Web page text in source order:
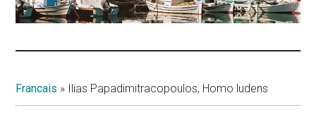
Antiparos
Francais » Ilias Papadimitracopoulos, Homo ludens